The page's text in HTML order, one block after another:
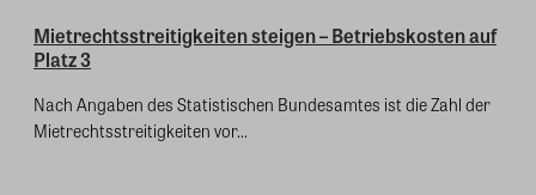
Mietrechtsstreitigkeiten steigen – Betriebskosten auf
Platz 3
Nach Angaben des Statistischen Bundesamtes ist die Zahl der
Mietrechtsstreitigkeiten vor...